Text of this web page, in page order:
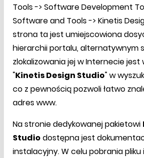
Tools -> Software Development
Software and Tools -> Kinetis
strona ta jest umiejscowiona
hierarchii portalu, alternatywnym
zlokalizowania jej w Internecie jest
"Kinetis Design Studio" w
co z pewnością pozwoli łatwo
adres www.
Na stronie dedykowanej pakietowi
Studio dostępna jest
instalacyjny. W celu pobrania